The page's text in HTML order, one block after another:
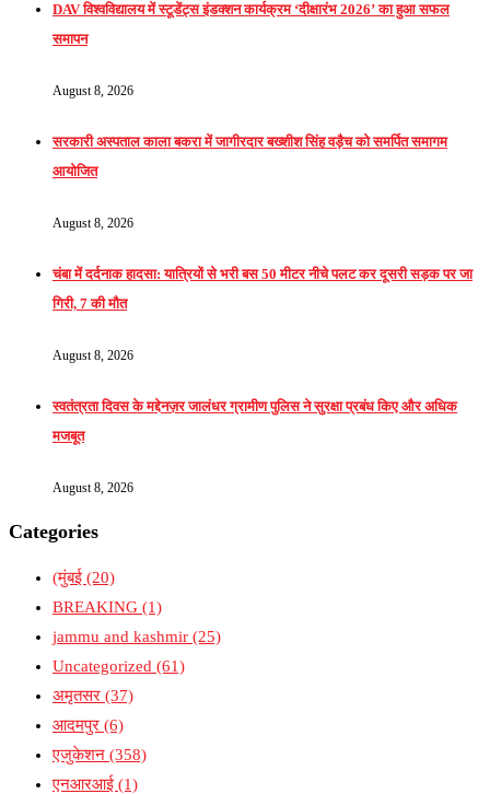
DAV विश्वविद्यालय में स्टूडेंट्स इंडक्शन कार्यक्रम ‘दीक्षारंभ 2026’ का हुआ सफल
समापन
August 8, 2026
सरकारी अस्पताल काला बकरा में जागीरदार बख्शीश सिंह वड़ैच को समर्पित समागम
आयोजित
August 8, 2026
चंबा में दर्दनाक हादसा: यात्रियों से भरी बस 50 मीटर नीचे पलट कर दूसरी सड़क पर जा
गिरी, 7 की मौत
August 8, 2026
स्वतंत्रता दिवस के मद्देनज़र जालंधर ग्रामीण पुलिस ने सुरक्षा प्रबंध किए और अधिक
मजबूत
August 8, 2026
Categories
(मुंबई (20)
BREAKING (1)
jammu and kashmir (25)
Uncategorized (61)
अमृतसर (37)
आदमपुर (6)
एजुकेशन (358)
एनआरआई (1)